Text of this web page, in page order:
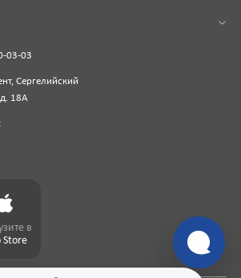
03-03
Сергелийский
д. 18А
в
Store